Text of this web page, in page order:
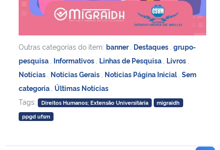
Outras categorias do item: banner Destaques grupo-
pesquisa Informativos Linhas de Pesquisa Livros
Notícias Notícias Gerais Notícias Página Inicial Sem
categoria Últimas Notícias
Tags:
Direitos Humanos; Extensão Universitária
migraidh
ppgd ufsm